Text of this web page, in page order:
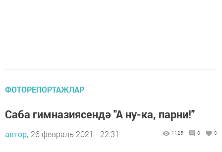
ФОТОРЕПОРТАЖЛАР
Саба гимназиясендә "А ну-ка, парни!"
автор, 26 февраль 2021 - 22:31 1125 0 0